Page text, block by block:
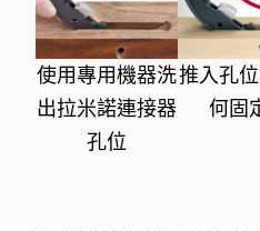
使用專用機器洗
出拉米諾連接器
孔位
推入孔
何固